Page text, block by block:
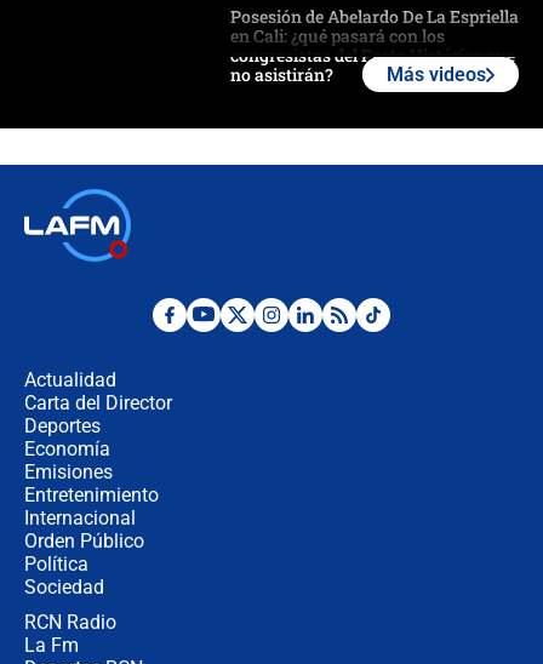
Posesión de Abelardo De La Espriella
en Cali: ¿qué pasará con los
congresistas del Pacto Histórico que
no asistirán?
¿Por qué De la Espriella gobernará
Más videos
Actualidad
Carta del Director
Deportes
Economía
Emisiones
Entretenimiento
Internacional
Orden Público
Política
Sociedad
RCN Radio
La Fm